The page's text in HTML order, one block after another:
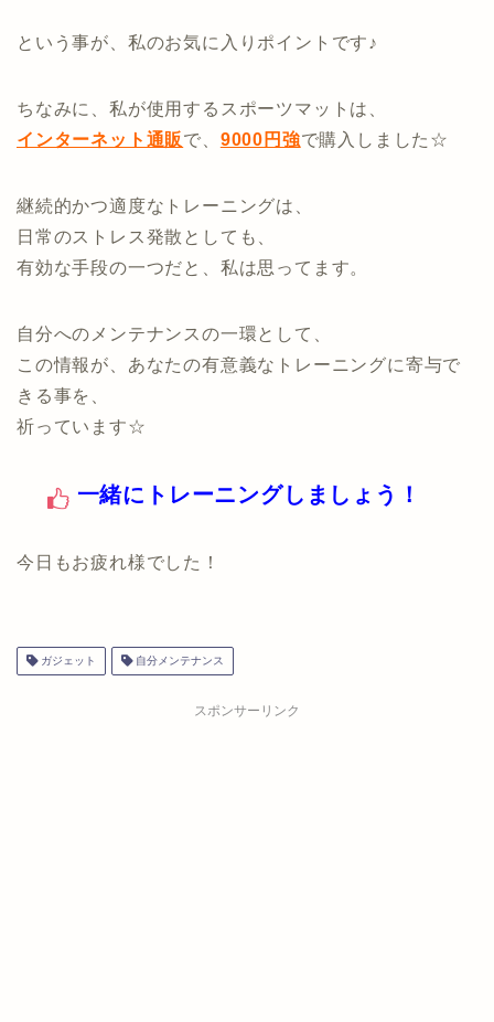
という事が、私のお気に入りポイントです♪
ちなみに、私が使用するスポーツマットは、
インターネット通販で、 9000円強で購入しました☆
継続的かつ適度なトレーニングは、
日常のストレス発散としても、
有効な手段の一つだと、私は思ってます。
自分へのメンテナンスの一環として、
この情報が、あなたの有意義なトレーニングに寄与で
きる事を、
祈っています☆
一緒にトレーニングしましょう！
今日もお疲れ様でした！
ガジェット 自分メンテナンス
スポンサーリンク